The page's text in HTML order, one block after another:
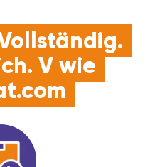
V wie